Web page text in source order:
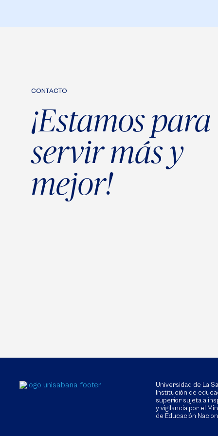
CONTACTO
¡Estamos para
servir más y
mejor!
Universidad de La
Institución de
superior sujeta a
y vigilancia por el
de Educación